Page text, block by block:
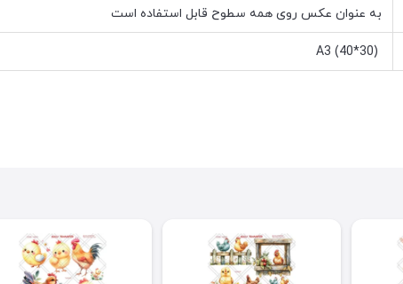
به عنوان عکس روی همه سطوح قابل استفاده است